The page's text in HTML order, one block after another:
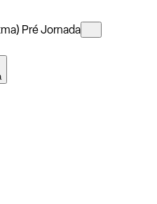
Pré Jornada